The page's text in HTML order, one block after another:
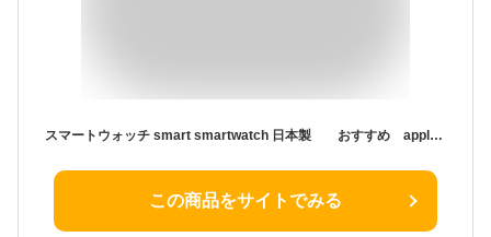
スマートウォッチ smart smartwatch 日本製 おすすめ applewatch apple watch series ブランド バンド 44 40 se ステンレス ケース 高級 レザーバンド 交換バンド アダプター 9 人気 メンズ レディース おしゃれ 革 高級ブランド dバックル 本革 レザー
この商品をサイトでみる